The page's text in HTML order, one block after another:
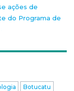
ações de
do Programa de
Botucatu